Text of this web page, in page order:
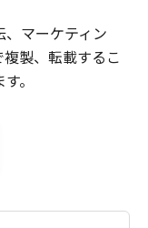
マーケティン
製、転載するこ
。